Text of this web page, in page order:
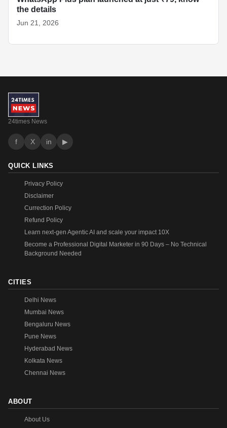
the details
Jun 21, 2026
24times News
f X in ▶
QUICK LINKS
Privacy Policy
Disclaimer
Currection Policy
Refund Policy
Learn next-gen Agentic AI and scale your impact 10X
Become a Professional Digital Marketer in 90 Days – No Technical
Background Needed
CITIES
Delhi News
Mumbai News
Bengaluru News
Pune News
Hyderabad News
Kolkata News
Chennai News
ABOUT
About Us